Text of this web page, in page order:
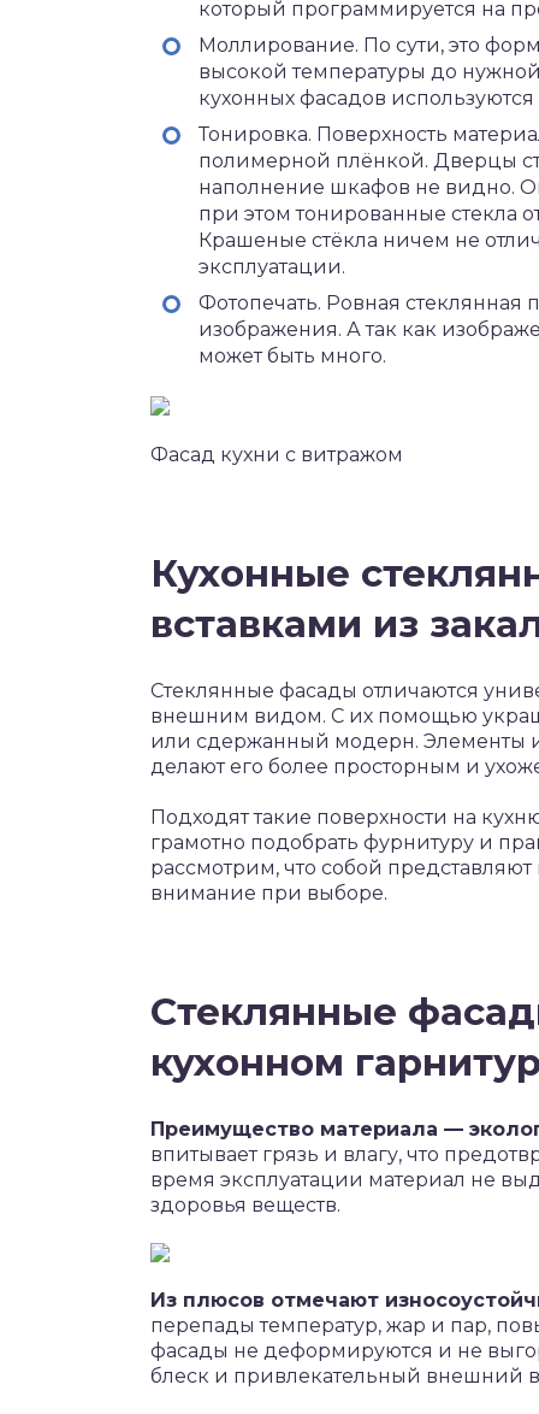
который программируется на
Моллирование. По сути, это
высокой температуры до
кухонных фасадов
Тонировка. Поверхность
полимерной плёнкой. Дверцы
наполнение шкафов не видно.
при этом тонированные стекла
Крашеные стёкла ничем не
эксплуатации.
Фотопечать. Ровная стеклянная
изображения. А так как
может быть много.
Фасад кухни с витражом
Кухонные
вставками из
Стеклянные фасады отличаются
внешним видом. С их помощью
или сдержанный модерн. Элементы
делают его более просторным и
Подходят такие поверхности на
грамотно подобрать фурнитуру и
рассмотрим, что собой
внимание при выборе.
Стеклянные
кухонном
Преимущество материала —
впитывает грязь и влагу, что
время эксплуатации материал не
здоровья веществ.
Из плюсов отмечают
перепады температур, жар и пар,
фасады не деформируются и не
блеск и привлекательный внешний